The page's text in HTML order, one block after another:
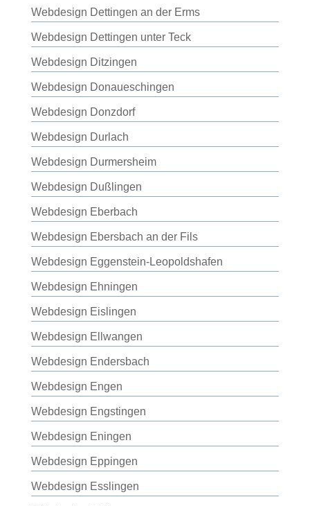
Webdesign Dettingen an der Erms
Webdesign Dettingen unter Teck
Webdesign Ditzingen
Webdesign Donaueschingen
Webdesign Donzdorf
Webdesign Durlach
Webdesign Durmersheim
Webdesign Dußlingen
Webdesign Eberbach
Webdesign Ebersbach an der Fils
Webdesign Eggenstein-Leopoldshafen
Webdesign Ehningen
Webdesign Eislingen
Webdesign Ellwangen
Webdesign Endersbach
Webdesign Engen
Webdesign Engstingen
Webdesign Eningen
Webdesign Eppingen
Webdesign Esslingen